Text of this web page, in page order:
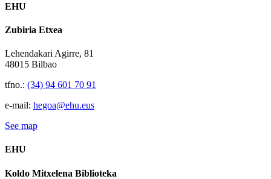
EHU
Zubiria Etxea
Lehendakari Agirre, 81
48015 Bilbao
tfno.: (34) 94 601 70 91
e-mail: hegoa@ehu.eus
See map
EHU
Koldo Mitxelena Biblioteka